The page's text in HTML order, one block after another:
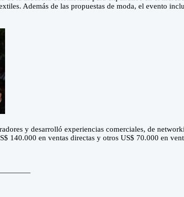
Además de las propuestas de moda, el evento
y desarrolló experiencias comerciales, de
140.000 en ventas directas y otros US$ 70.000 en